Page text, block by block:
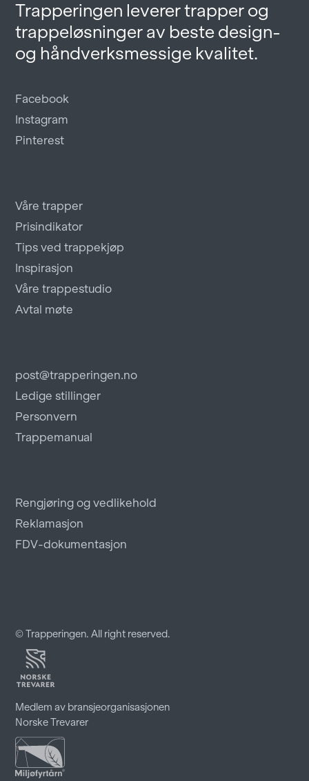
Trapperingen leverer trapper og
trappeløsninger av beste design-
og håndverksmessige kvalitet.
Facebook
Instagram
Pinterest
Våre trapper
Prisindikator
Tips ved trappekjøp
Inspirasjon
Våre trappestudio
Avtal møte
post@trapperingen.no
Ledige stillinger
Personvern
Trappemanual
Rengjøring og vedlikehold
Reklamasjon
FDV-dokumentasjon
© Trapperingen. All right reserved.
Medlem av bransjeorganisasjonen
Norske Trevarer